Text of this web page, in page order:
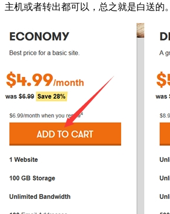
主机或者转出都可以，总之就是白送的。